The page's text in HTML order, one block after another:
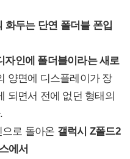
화두는 단연 폴더블 폰입
자인에 폴더블이라는 새로
양면에 디스플레이가 장
되면서 전에 없던 형태의
로 돌아온 갤럭시 Z폴드2
에서